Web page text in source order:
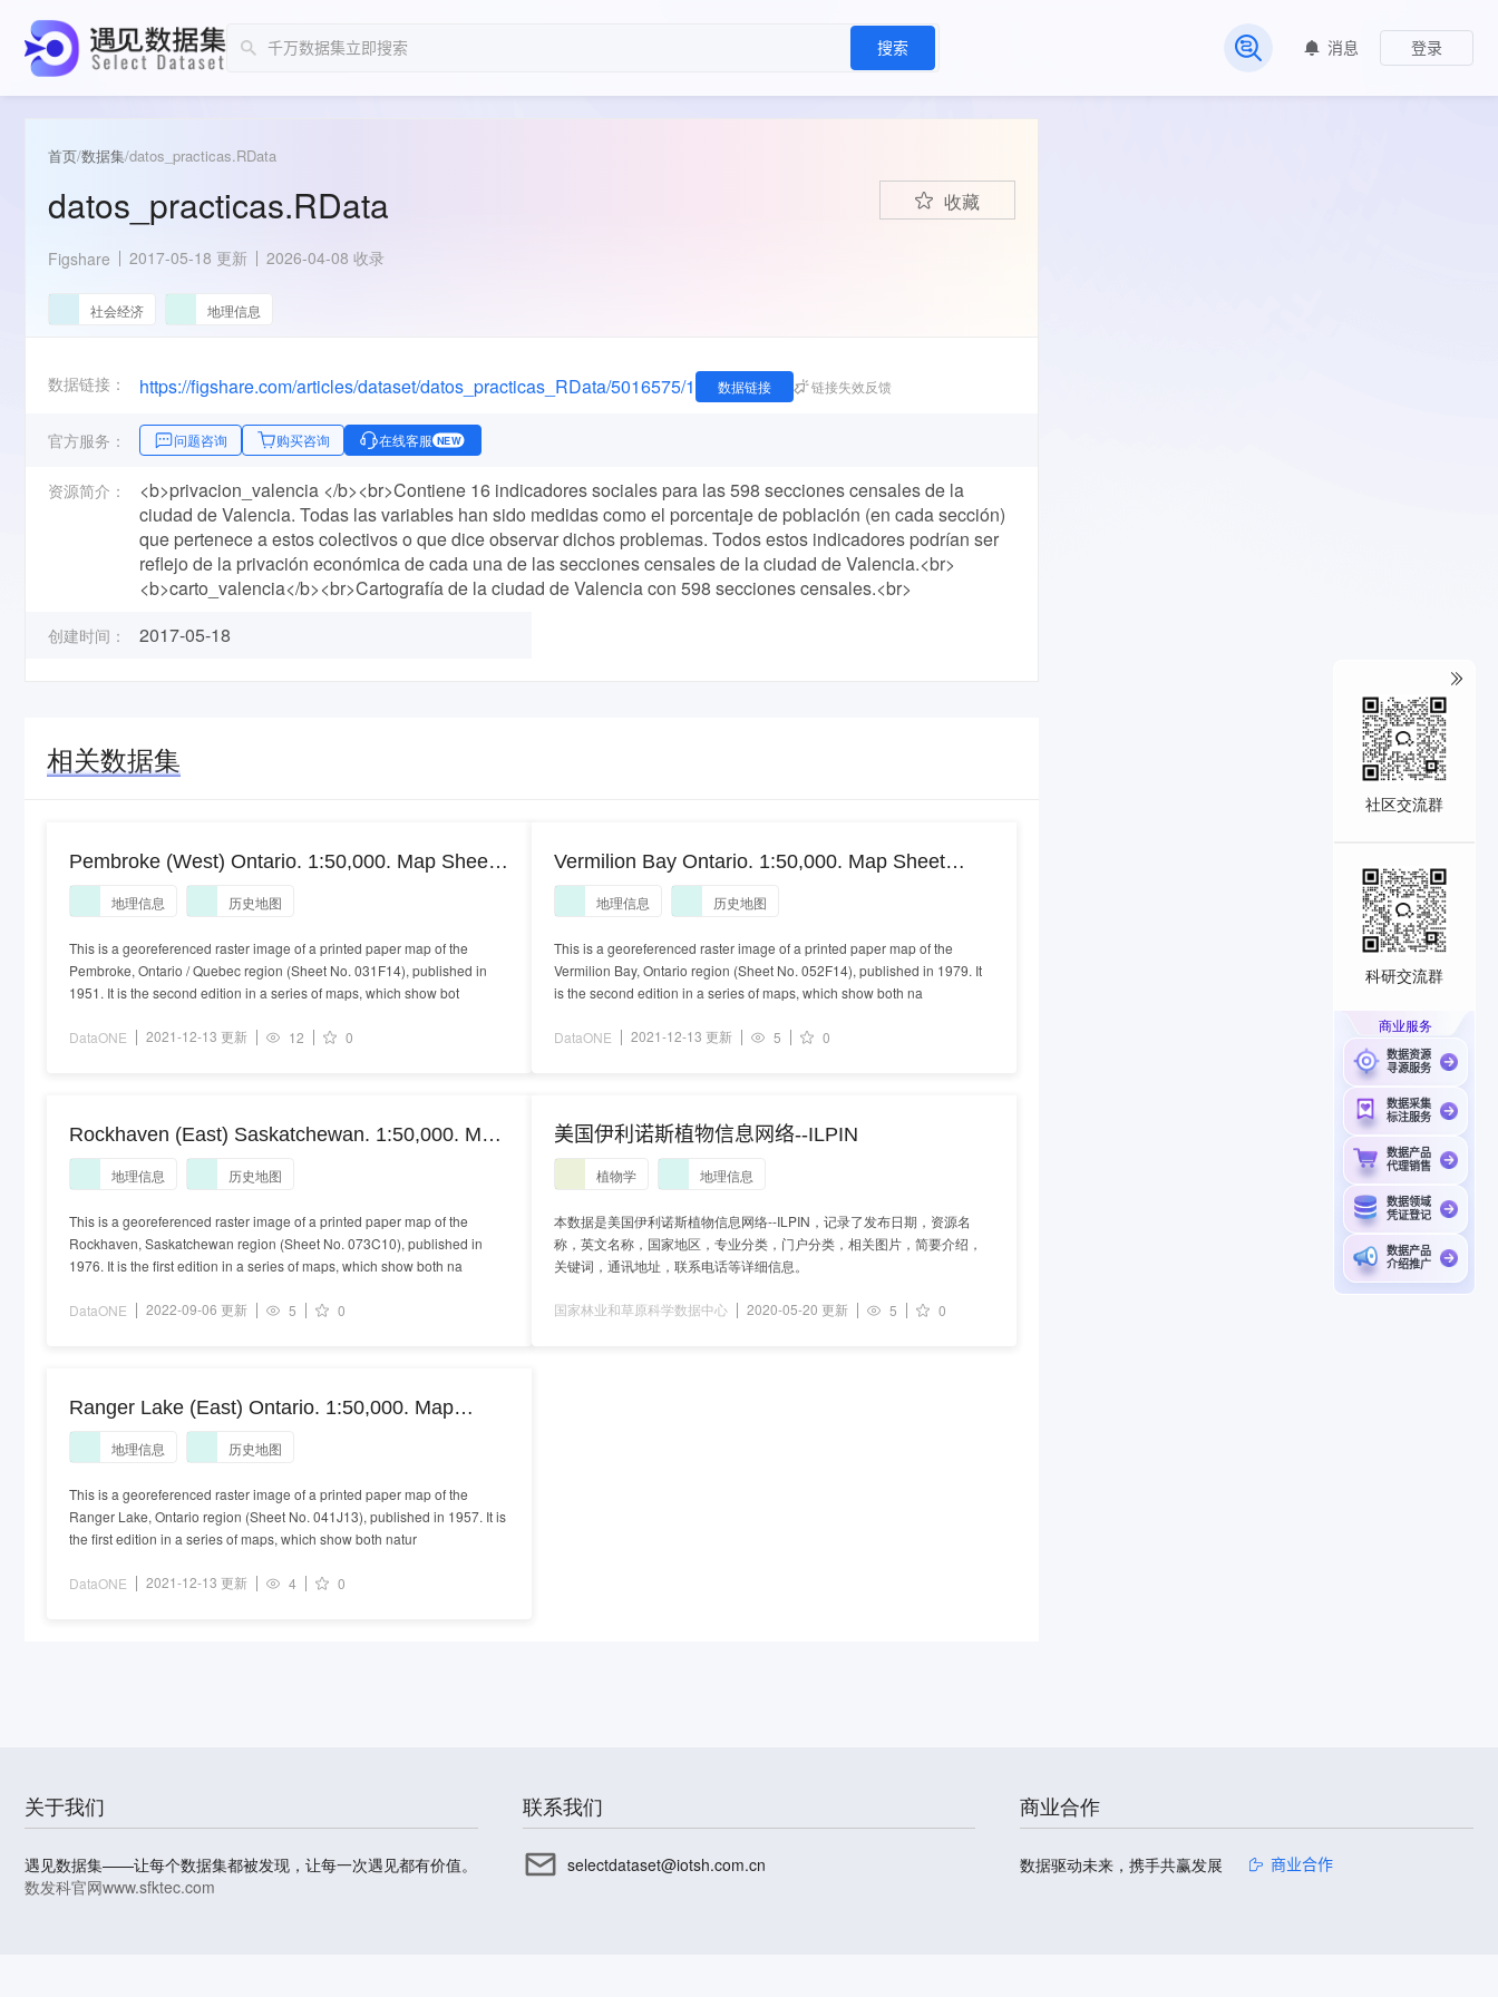
搜索
常见问题
消息 登录
首页/数据集/datos_practicas.RData
datos_practicas.RData 收藏
Figshare 2017-05-18 更新 2026-04-08 收录
社会经济 地理信息
数据链接： https://figshare.com/articles/dataset/datos_practicas_RData/5016575/1 数据链接 链接失效反馈
官方服务： 问题咨询 购买咨询 在线客服 NEW
资源简介：
<b>privacion_valencia </b><br>Contiene 16 indicadores sociales para las 598 secciones censales de la
ciudad de Valencia. Todas las variables han sido medidas como el porcentaje de población (en cada sección)
que pertenece a estos colectivos o que dice observar dichos problemas. Todos estos indicadores podrían ser
reflejo de la privación económica de cada una de las secciones censales de la ciudad de Valencia.<br>
<b>carto_valencia</b><br>Cartografía de la ciudad de Valencia con 598 secciones censales.<br>
创建时间： 2017-05-18
相关数据集
Pembroke (West) Ontario. 1:50,000. Map Sheet
031F14, ed. 2, 1951
地理信息 历史地图
This is a georeferenced raster image of a printed paper map of the
Pembroke, Ontario / Quebec region (Sheet No. 031F14), published in
1951. It is the second edition in a series of maps, which show bot
DataONE 2021-12-13 更新 12 0
Rockhaven (East) Saskatchewan. 1:50,000. Map
Sheet 073C10, ed. 1, 1976
地理信息 历史地图
This is a georeferenced raster image of a printed paper map of the
Rockhaven, Saskatchewan region (Sheet No. 073C10), published in
1976. It is the first edition in a series of maps, which show both na
DataONE 2022-09-06 更新 5 0
Ranger Lake (East) Ontario. 1:50,000. Map
Sheet 041J13, ed. 1, 1957
地理信息 历史地图
This is a georeferenced raster image of a printed paper map of the
Ranger Lake, Ontario region (Sheet No. 041J13), published in 1957. It is
the first edition in a series of maps, which show both natur
DataONE 2021-12-13 更新 4 0
Vermilion Bay Ontario. 1:50,000. Map Sheet
052F14, ed. 2, 1979
地理信息 历史地图
This is a georeferenced raster image of a printed paper map of the
Vermilion Bay, Ontario region (Sheet No. 052F14), published in 1979. It
is the second edition in a series of maps, which show both na
DataONE 2021-12-13 更新 5 0
美国伊利诺斯植物信息网络--ILPIN
植物学 地理信息
本数据是美国伊利诺斯植物信息网络--ILPIN，记录了发布日期，资源名
称，英文名称，国家地区，专业分类，门户分类，相关图片，简要介绍，
关键词，通讯地址，联系电话等详细信息。
国家林业和草原科学数据中心 2020-05-20 更新 5 0
关于我们
遇见数据集——让每个数据集都被发现，让每一次遇见都有价值。
数发科官网www.sfktec.com
联系我们
selectdataset@iotsh.com.cn
商业合作
数据驱动未来，携手共赢发展 商业合作
社区交流群
科研交流群
商业服务
数据资源
寻源服务
数据采集
标注服务
数据产品
代理销售
数据领域
凭证登记
数据产品
介绍推广